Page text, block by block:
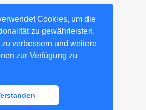
Cookies, um die
zu gewährleisten,
verbessern und weitere
zur Verfügung zu